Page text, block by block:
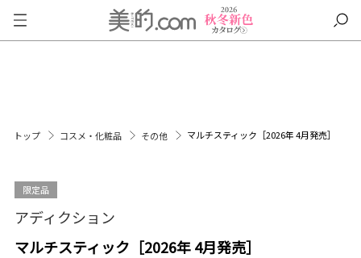
トップ コスメ・化粧品 その他 マルチスティック［2026年 4月発売］
限定品
アディクション
マルチスティック［2026年 4月発売］